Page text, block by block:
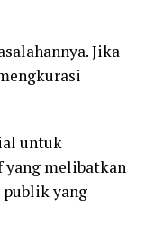
Jika
untuk
yang melibatkan
publik yang